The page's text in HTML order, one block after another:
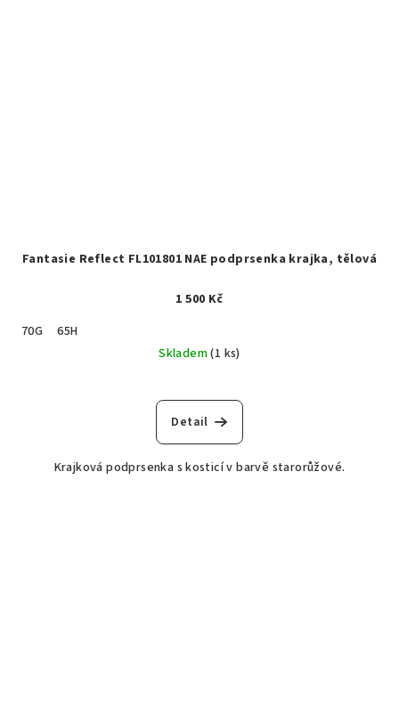
Fantasie Reflect FL101801 NAE podprsenka krajka, tělová
1 500 Kč
70G
65H
Skladem(1 ks)
Detail
Krajková podprsenka s kosticí v barvě starorůžové.